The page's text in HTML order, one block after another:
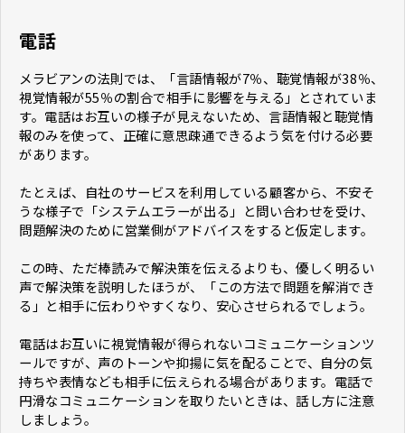
電話
メラビアンの法則では、「言語情報が7％、聴覚情報が38％、
視覚情報が55％の割合で相手に影響を与える」とされていま
す。電話はお互いの様子が見えないため、言語情報と聴覚情
報のみを使って、正確に意思疎通できるよう気を付ける必要
があります。
たとえば、自社のサービスを利用している顧客から、不安そ
うな様子で「システムエラーが出る」と問い合わせを受け、
問題解決のために営業側がアドバイスをすると仮定します。
この時、ただ棒読みで解決策を伝えるよりも、優しく明るい
声で解決策を説明したほうが、「この方法で問題を解消でき
る」と相手に伝わりやすくなり、安心させられるでしょう。
電話はお互いに視覚情報が得られないコミュニケーションツ
ールですが、声のトーンや抑揚に気を配ることで、自分の気
持ちや表情なども相手に伝えられる場合があります。電話で
円滑なコミュニケーションを取りたいときは、話し方に注意
しましょう。